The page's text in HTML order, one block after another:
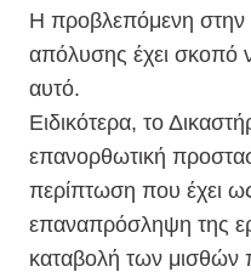
Η προβλεπόμενη στην
απόλυσης έχει σκοπό
αυτό.
Ειδικότερα, το
επανορθωτική
περίπτωση που έχει
επαναπρόσληψη της
καταβολή των μισθών